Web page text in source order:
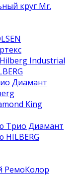
круг Mr.
Industrial
Диамант
King
Трио Диамант
РемоКолор